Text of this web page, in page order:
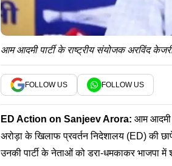
आम आदमी पार्टी के राष्ट्रीय संयोजक अरविंद
FOLLOW US FOLLOW US
ED Action on Sanjeev Arora: आम आदमी
अरोड़ा के खिलाफ प्रवर्तन निदेशालय (ED) की
उनकी पार्टी के नेताओं को डरा-धमकाकर भाजपा